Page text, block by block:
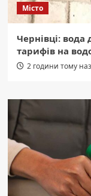
Місто
Чернівці:
тарифів на
2 години тому